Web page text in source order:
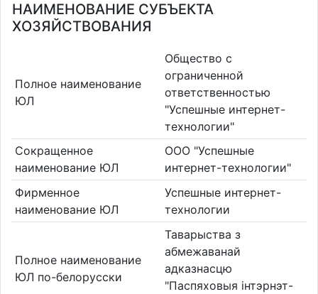
НАИМЕНОВАНИЕ СУБЪЕКТА
ХОЗЯЙСТВОВАНИЯ
Полное наименование
ЮЛ
Общество с
ограниченной
ответственностью
"Успешные интернет-
технологии"
Сокращенное
наименование ЮЛ
ООО "Успешные
интернет-технологии"
Фирменное
наименование ЮЛ
Успешные интернет-
технологии
Полное наименование
ЮЛ по-белорусски
Таварыства з
абмежаванай
адказнасцю
"Паспяховыя інтэрнэт-